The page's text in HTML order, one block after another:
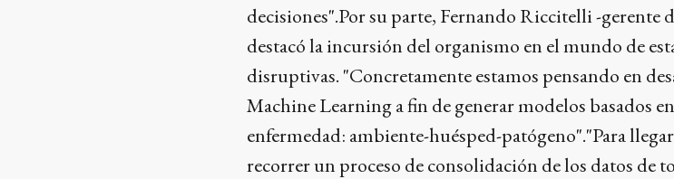
decisiones".Por su parte, Fernando Riccitelli -gerente
destacó la incursión del organismo en el mundo de
disruptivas. "Concretamente estamos pensando en
Machine Learning a fin de generar modelos basados
enfermedad: ambiente-huésped-patógeno"."Para
recorrer un proceso de consolidación de los datos de